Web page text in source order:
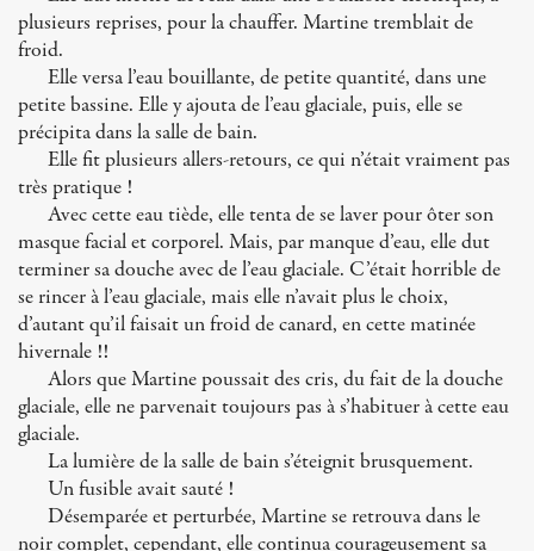
plusieurs reprises, pour la chauffer. Martine tremblait de
froid.
Elle versa l’eau bouillante, de petite quantité, dans une
petite bassine. Elle y ajouta de l’eau glaciale, puis, elle se
précipita dans la salle de bain.
Elle fit plusieurs allers-retours, ce qui n’était vraiment pas
très pratique !
Avec cette eau tiède, elle tenta de se laver pour ôter son
masque facial et corporel. Mais, par manque d’eau, elle dut
terminer sa douche avec de l’eau glaciale. C’était horrible de
se rincer à l’eau glaciale, mais elle n’avait plus le choix,
d’autant qu’il faisait un froid de canard, en cette matinée
hivernale !!
Alors que Martine poussait des cris, du fait de la douche
glaciale, elle ne parvenait toujours pas à s’habituer à cette eau
glaciale.
La lumière de la salle de bain s’éteignit brusquement.
Un fusible avait sauté !
Désemparée et perturbée, Martine se retrouva dans le
noir complet, cependant, elle continua courageusement sa